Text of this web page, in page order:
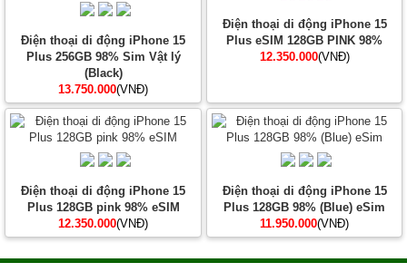
Điện thoại di động iPhone 15
Plus 256GB 98% Sim Vật lý
(Black)
13.750.000(VNĐ)
Điện thoại di động iPhone 15
Plus eSIM 128GB PINK 98%
12.350.000(VNĐ)
Điện thoại di động iPhone 15
Plus 128GB pink 98% eSIM
12.350.000(VNĐ)
Điện thoại di động iPhone 15
Plus 128GB 98% (Blue) eSim
11.950.000(VNĐ)